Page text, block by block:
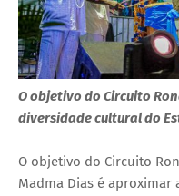
O objetivo do Circuito
diversidade cultural do
O objetivo do Circuito
Madma Dias é aproximar